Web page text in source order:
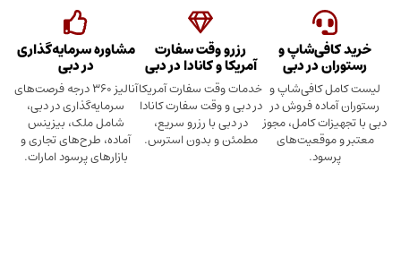
و
در دبی
و
فروش در
کامل، مجوز
رزرو وقت سفارت
آمریکا و کانادا در دبی
خدمات وقت سفارت آمریکا
در دبی و وقت سفارت کانادا
در دبی با رزرو سریع،
مطمئن و بدون استرس.
مشاوره سرمایه‌گذاری
در دبی
آنالیز ۳۶۰ درجه فرصت‌های
سرمایه‌گذاری در دبی،
شامل ملک، بیزینس
آماده، طرح‌های تجاری و
بازارهای پرسود امارات.